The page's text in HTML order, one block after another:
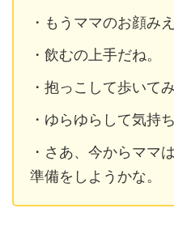
・もうママのお顔み
・飲むの上手だね。
・抱っこして歩いて
・ゆらゆらして気持
・さあ、今からママ
準備をしようかな。